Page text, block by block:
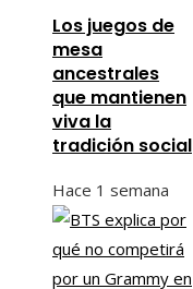
Los juegos de
mesa
ancestrales
que mantienen
viva la
tradición social
Hace 1 semana